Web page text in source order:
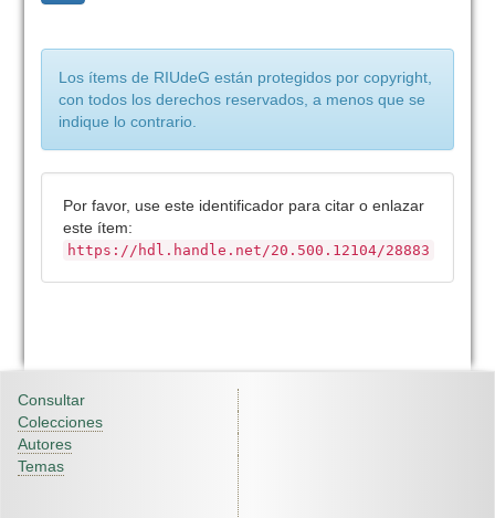
Los ítems de RIUdeG están protegidos por copyright,
con todos los derechos reservados, a menos que se
indique lo contrario.
Por favor, use este identificador para citar o enlazar
este ítem:
https://hdl.handle.net/20.500.12104/28883
Consultar
Colecciones
Autores
Temas